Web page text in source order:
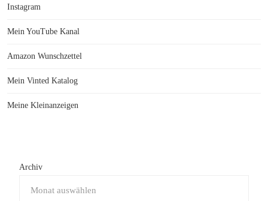
Instagram
Mein YouTube Kanal
Amazon Wunschzettel
Mein Vinted Katalog
Meine Kleinanzeigen
Archiv